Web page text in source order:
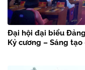
Đại hội đại biểu
Kỷ cương – Sáng tạo